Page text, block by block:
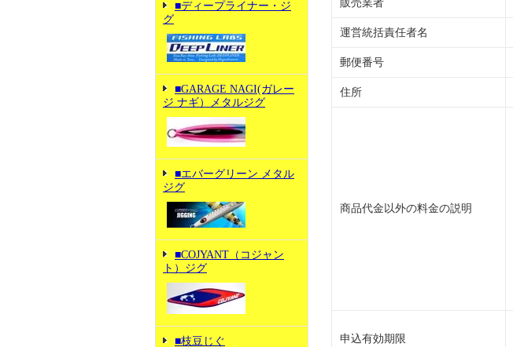
■ディープライナー・ジ
グ
■GARAGE NAGI(ガレー
ジ ナギ）メタルジグ
■エバーグリーン メタル
ジグ
■COJYANT（コジャン
ト）ジグ
■枝豆じぐ
販売業者
運営統括責任者名
郵便番号
住所
商品代金以外の料金の説明
申込有効期限